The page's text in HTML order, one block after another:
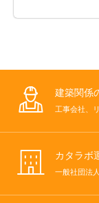
建築関係
工事会社、
カタラボ
一般社団法